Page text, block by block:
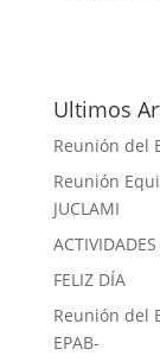
Ultimos
Reunión del
Reunión
JUCLAMI
FELIZ DÍA
Reunión del
EPAB-